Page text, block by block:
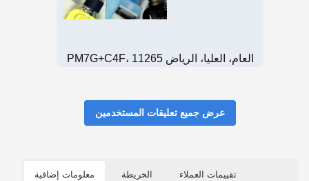
PM7G+C4F، العام، العليا، الرياض 11265
عرض جميع تعليقات المستخدمين
معلومات إضافية الخريطة تقييمات العملاء